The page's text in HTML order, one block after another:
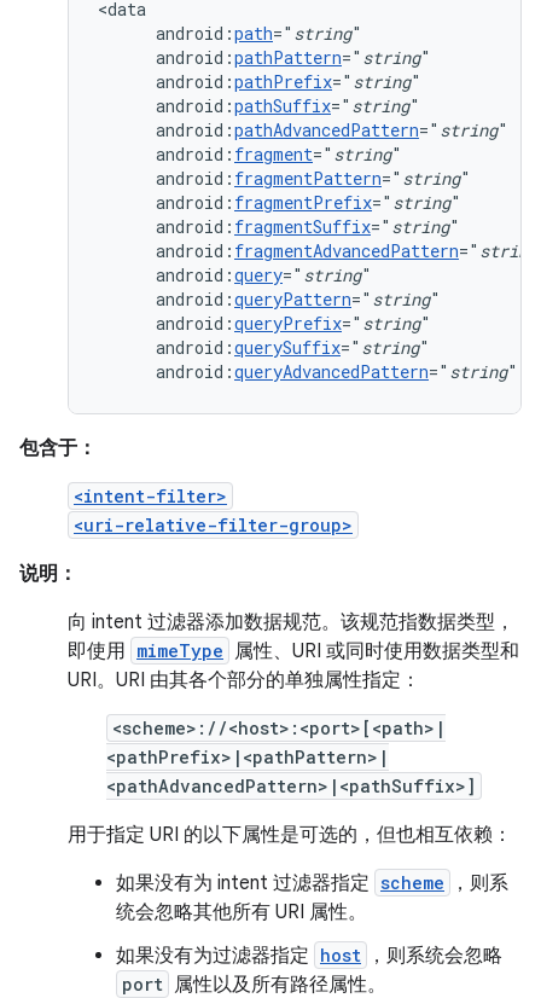
android:path=" string
android:pathPattern=" string
android:pathPrefix=" string
android:pathSuffix=" string
android:pathAdvancedPattern=" string
android: fragment=" string
android: fragmentPattern=" string
android: fragmentPrefix=" string
android: fragmentSuffix=" string
android: fragmentAdvancedPattern=" string
android:query=" string
android:queryPattern=" string
android:queryPrefix=" string
android:querySuffix=" string
android:queryAdvancedPattern=" string"
包含于：
<intent-filter>
<uri-relative-filter-group>
说明：
向 intent 过滤器添加数据规范。该规范指数据类型，
即使用 mimeType 属性、URI 或同时使用数据类型和
URI。URI 由其各个部分的单独属性指定：
<scheme>://<host>:<port>[<path>|
<pathPrefix>|<pathPattern>|
<pathAdvancedPattern>|<pathSuffix>]
用于指定 URI 的以下属性是可选的，但也相互依赖：
如果没有为 intent 过滤器指定 scheme
，则系
统会忽略其他所有 URI 属性。
如果没有为过滤器指定 host ，则系统会忽略
port 属性以及所有路径属性。